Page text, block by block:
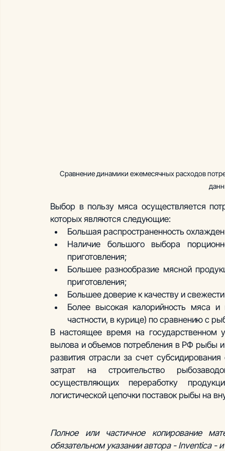
Сравнение динамики ежемесячных расходов
Выбор в пользу мяса осуществляется
которых являются следующие:
Большая распространенность
Наличие большого выбора
приготовления;
Большее разнообразие мясной
приготовления;
Большее доверие к качеству и
Более высокая калорийность мяса
частности, в курице) по сравнению с
В настоящее время на государственном
вылова и объемов потребления в РФ рыбы
развития отрасли за счет
затрат на строительство
осуществляющих переработку
логистической цепочки поставок рыбы на
Полное или частичное копирование
обязательном указании автора - Inventica -